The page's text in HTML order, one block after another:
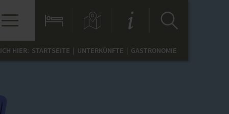
HIER: STARTSEITE UNTERKÜNFTE GASTRONOMIE